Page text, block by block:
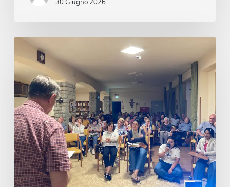
30 Giugno 2026
invito,
poi
un
viaggio:
il
richiamo
a
mettersi